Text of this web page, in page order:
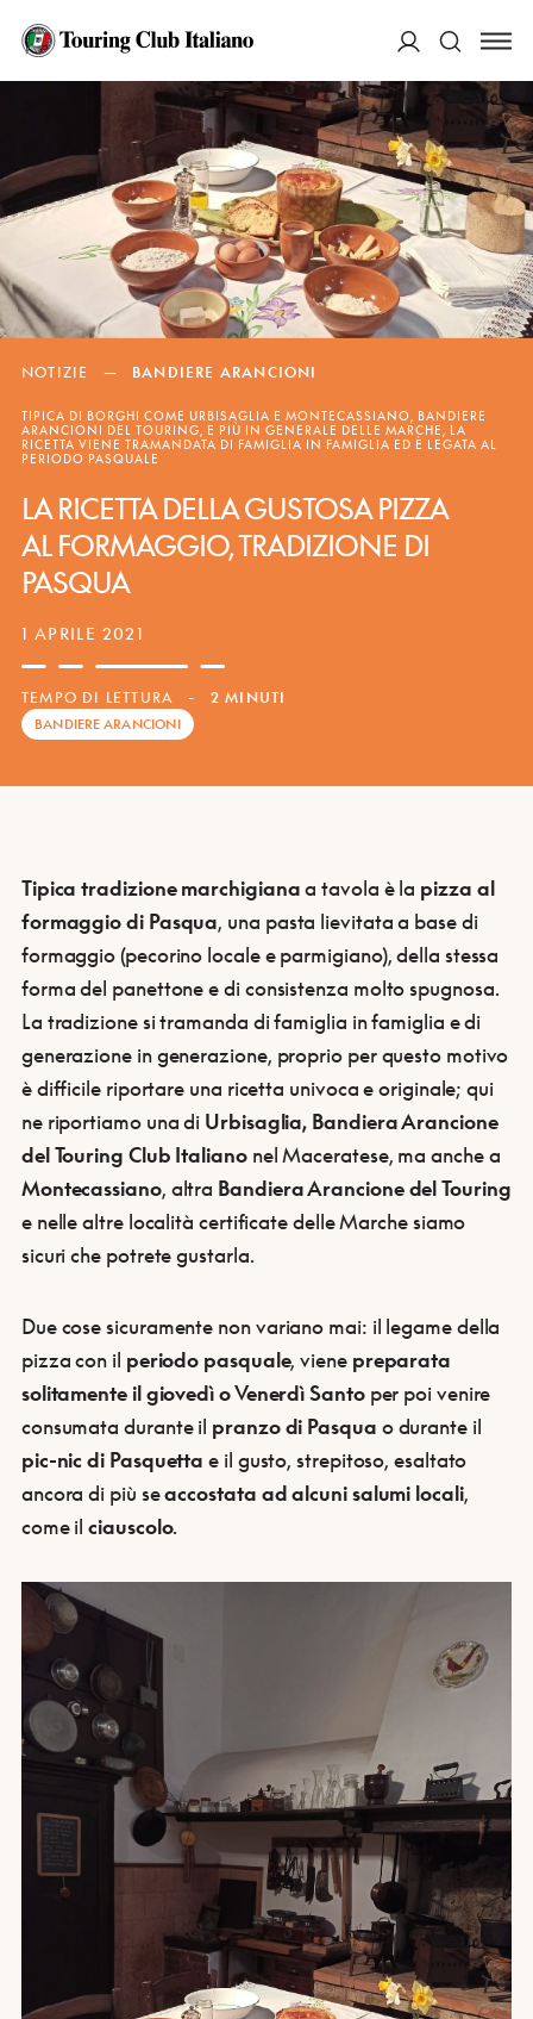
Cerca
NOTIZIE — BANDIERE ARANCIONI
TIPICA DI BORGHI COME URBISAGLIA E MONTECASSIANO, BANDIERE
ARANCIONI DEL TOURING, E PIÙ IN GENERALE DELLE MARCHE, LA
RICETTA VIENE TRAMANDATA DI FAMIGLIA IN FAMIGLIA ED È LEGATA AL
PERIODO PASQUALE
LA RICETTA DELLA GUSTOSA PIZZA
AL FORMAGGIO, TRADIZIONE DI
PASQUA
1 APRILE 2021
TEMPO DI LETTURA - 2 MINUTI
BANDIERE ARANCIONI
Tipica tradizione marchigianaa tavola è la pizza al
formaggio di Pasqua, una pasta lievitata a base di
formaggio (pecorino locale e parmigiano), della stessa
forma del panettone e di consistenza molto spugnosa.
La tradizione si tramanda di famiglia in famiglia e di
generazione in generazione, proprio per questo motivo
è difficile riportare una ricetta univoca e originale; qui
ne riportiamo una di Urbisaglia, Bandiera Arancione
del Touring Club Italianonel Maceratese, ma anche a
Montecassiano, altra Bandiera Arancione del Touring
e nelle altre località certificate delle Marche siamo
sicuri che potrete gustarla.
Due cose sicuramente non variano mai: il legame della
pizza con il periodo pasquale, viene preparata
solitamente il giovedì o Venerdì Santoper poi venire
consumata durante il pranzo di Pasqua o durante il
pic-nic di Pasquetta e il gusto, strepitoso, esaltato
ancora di più seaccostata ad alcuni salumi locali,
come ilciauscolo.